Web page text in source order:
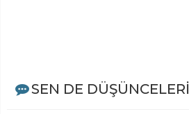
SEN DE